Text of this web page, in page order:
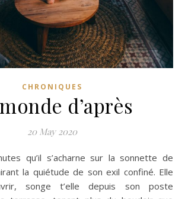
CHRONIQUES
d’après
20 May 2020
la quiétude de son exil confiné. Elle
songe t’elle depuis son poste